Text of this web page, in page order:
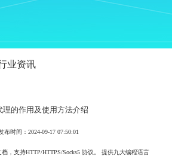
业资讯
理的作用及使用方法介绍
布时间：2024-09-17 07:50:01
，支持HTTP/HTTPS/Socks5 协议。 提供九大编程语言